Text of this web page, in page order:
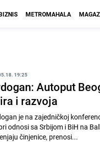
METROMAHALA
19:25
Autoput
i razvoja
je na zajedničkoj
odnosi sa Srbijom i BiH na
činjenice, prenosi...